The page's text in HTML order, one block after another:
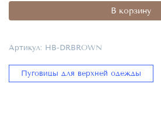
Роговые
мм
25-
В корзину
Артикул: HB-DRBROWN
Пуговицы для верхней одежды